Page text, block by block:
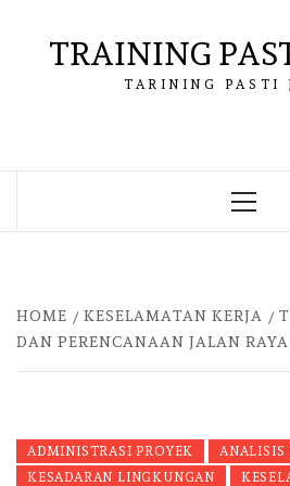
contentTRAINING
TARINING PASTI
HOME KESELAMATAN KERJA
DAN PERENCANAAN JALAN RAYA
ADMINISTRASI PROYEK
ANALISIS
KESADARAN LINGKUNGAN